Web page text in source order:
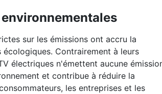
sur les émissions ont accru la
Contrairement à leurs
électriques n'émettent aucune
et contribue à réduire la
les entreprises et les